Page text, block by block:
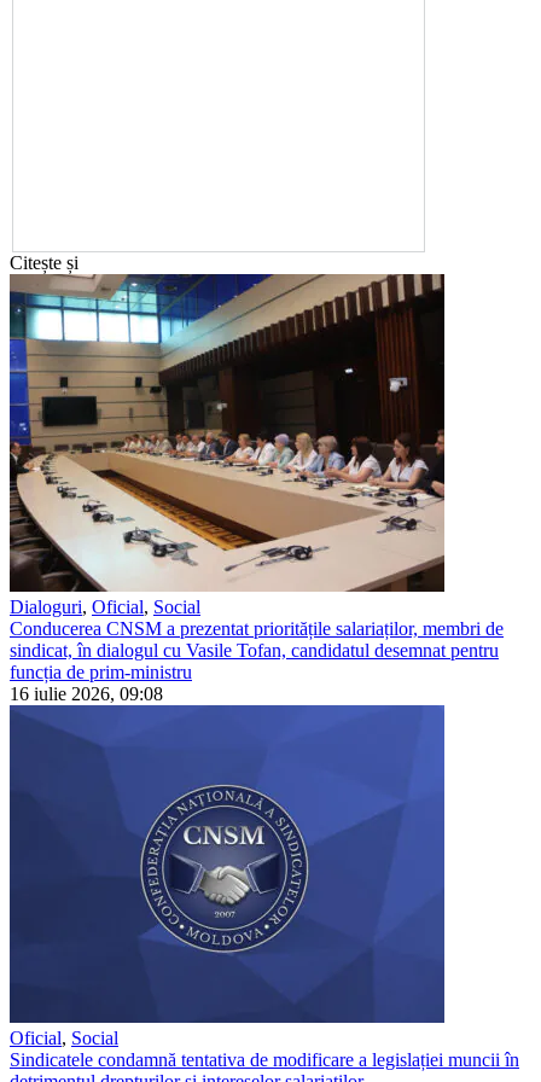
Citește și
Dialoguri, Oficial, Social
Conducerea CNSM a prezentat prioritățile salariaților, membri de
sindicat, în dialogul cu Vasile Tofan, candidatul desemnat pentru
funcția de prim-ministru
16 iulie 2026, 09:08
Oficial, Social
Sindicatele condamnă tentativa de modificare a legislației muncii în